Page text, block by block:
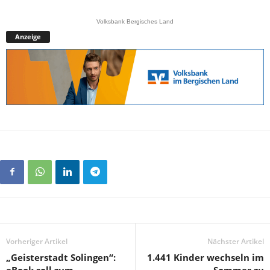
Volksbank Bergisches Land
Anzeige
Vorheriger Artikel
„Geisterstadt Solingen“:
Nächster Artikel
1.441 Kinder wechseln im